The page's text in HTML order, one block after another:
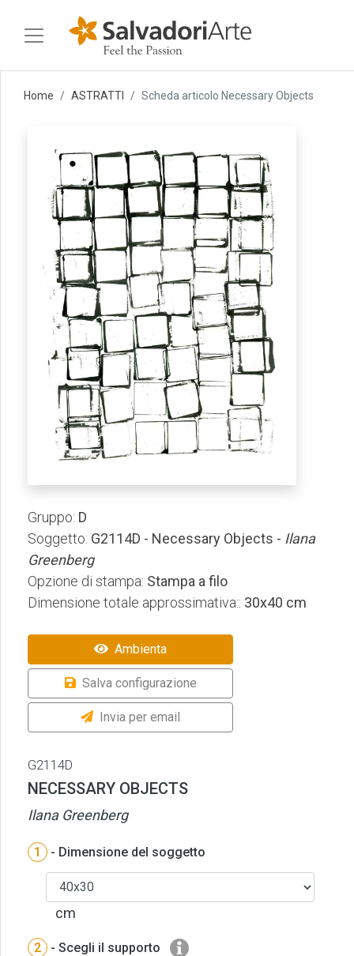
Home ASTRATTI Scheda articolo Necessary Objects
Gruppo: D
Soggetto: G2114D - Necessary Objects - Ilana
Greenberg
Opzione di stampa: Stampa a filo
Dimensione totale approssimativa:: 30x40 cm
Ambienta
Salva configurazione
Invia per email
G2114D
NECESSARY OBJECTS
Ilana Greenberg
1 - Dimensione del soggetto
cm
2 - Scegli il supporto